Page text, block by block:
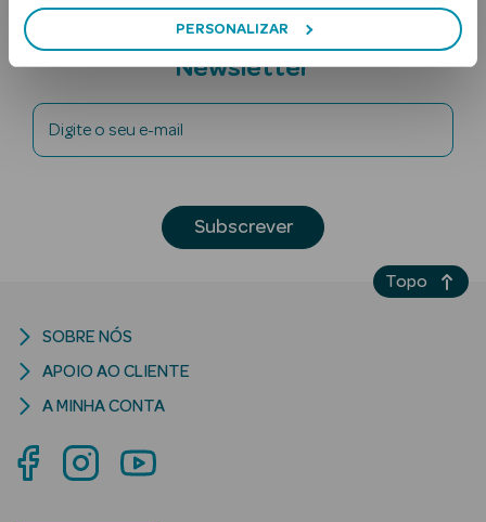
PERSONALIZAR
Rosto
Lábios
Criança
Subscreva a
Newsletter
Digite o seu e-mail
Subscrever
SOBRE NÓS
APOIO AO CLIENTE
A MINHA CONTA
Topo